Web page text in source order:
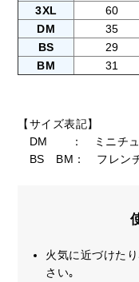
3XL
60
DM
35
BS
29
BM
31
【サイズ表記】
DM ： ミニチュア
BS BM： フレンチ
火気に近づけた
さい｡